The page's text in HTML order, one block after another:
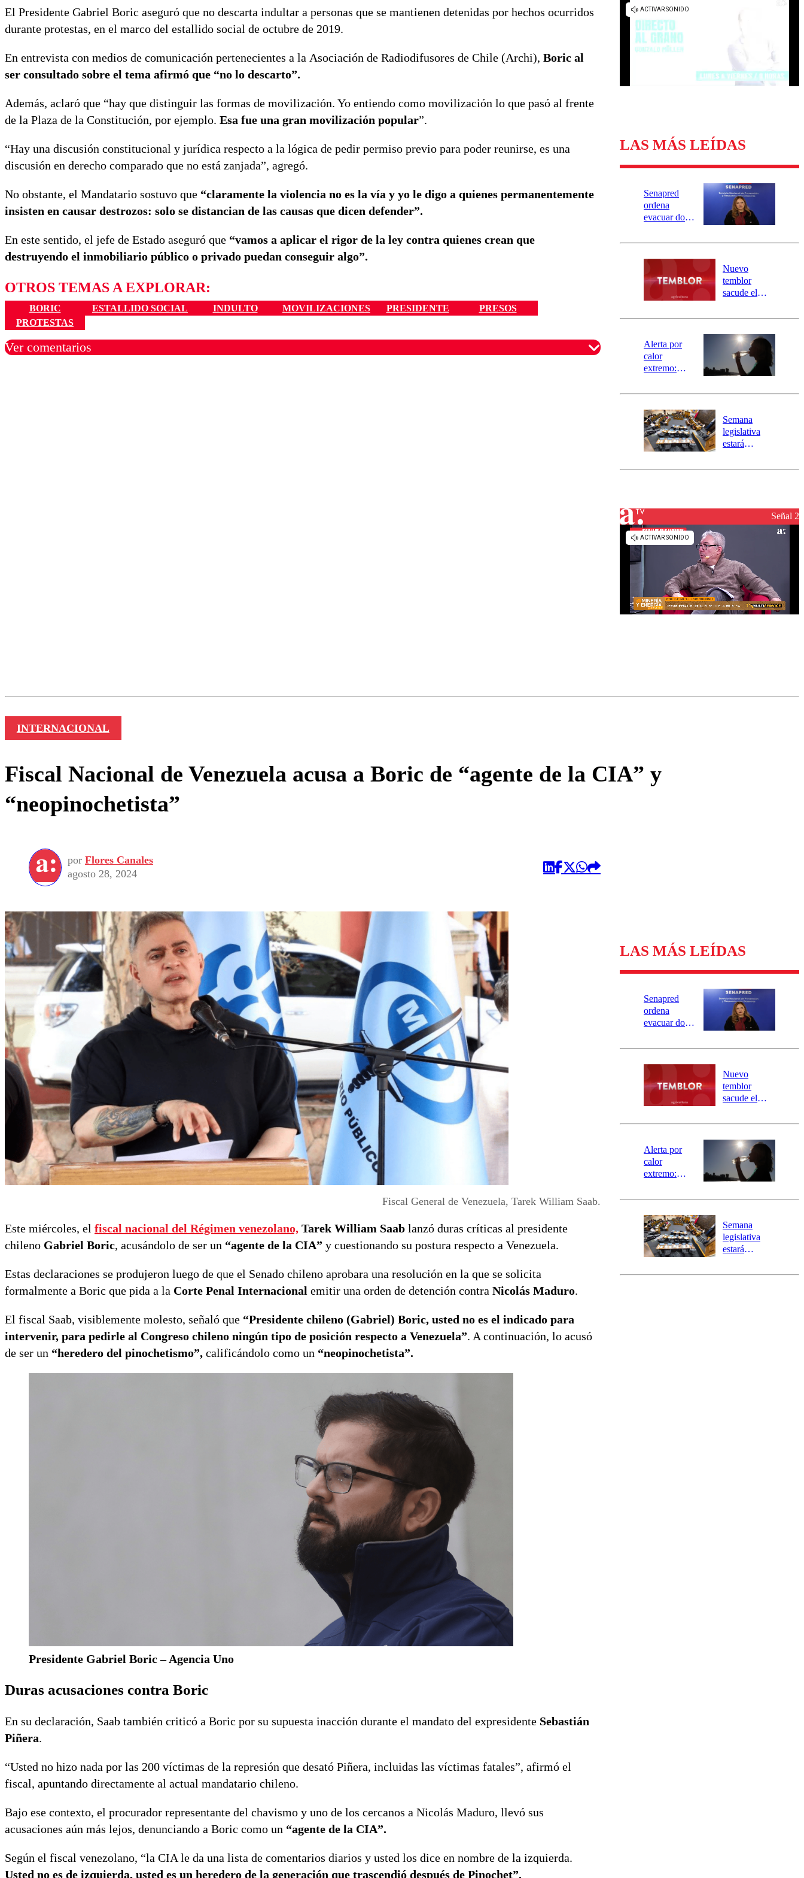
Universidad de Chile
Sustentabilidad
El Presidente Gabriel Boric aseguró que no descarta indultar a personas que se mantienen detenidas por hechos ocurridos
durante protestas, en el marco del estallido social de octubre de 2019.
En entrevista con medios de comunicación pertenecientes a la Asociación de Radiodifusores de Chile (Archi), Boric al
ser consultado sobre el tema afirmó que “no lo descarto”.
Además, aclaró que “hay que distinguir las formas de movilización. Yo entiendo como movilización lo que pasó al frente
de la Plaza de la Constitución, por ejemplo. Esa fue una gran movilización popular”.
“Hay una discusión constitucional y jurídica respecto a la lógica de pedir permiso previo para poder reunirse, es una
discusión en derecho comparado que no está zanjada”, agregó.
No obstante, el Mandatario sostuvo que “claramente la violencia no es la vía y yo le digo a quienes permanentemente
insisten en causar destrozos: solo se distancian de las causas que dicen defender”.
En este sentido, el jefe de Estado aseguró que “vamos a aplicar el rigor de la ley contra quienes crean que
destruyendo el inmobiliario público o privado puedan conseguir algo”.
OTROS TEMAS A EXPLORAR:
BORIC ESTALLIDO SOCIAL INDULTO MOVILIZACIONES PRESIDENTE
PRESOS
PROTESTAS
Ver comentarios
LAS MÁS LEÍDAS
Senapred
ordena
evacuar dos
Carahue por
río Damas:
activa
mensajería
SAE
Nuevo
temblor
sacude el
revisa la
epicentro
Alerta por
calor
extremo:
activa Alerta
Preventiva en
tres comunas
Semana
legislativa
estará
el fin de la
reconstrucciónSeñal 2
INTERNACIONAL
Fiscal Nacional de Venezuela acusa a Boric de “agente de la CIA” y
“neopinochetista”
por Flores Canales
agosto 28, 2024
Fiscal General de Venezuela, Tarek William Saab.
Este miércoles, el fiscal nacional del Régimen venezolano, Tarek William Saab lanzó duras críticas al presidente
chileno Gabriel Boric, acusándolo de ser un “agente de la CIA” y cuestionando su postura respecto a Venezuela.
Estas declaraciones se produjeron luego de que el Senado chileno aprobara una resolución en la que se solicita
formalmente a Boric que pida a la Corte Penal Internacional emitir una orden de detención contra Nicolás Maduro.
El fiscal Saab, visiblemente molesto, señaló que “Presidente chileno (Gabriel) Boric, usted no es el indicado para
intervenir, para pedirle al Congreso chileno ningún tipo de posición respecto a Venezuela”. A continuación, lo acusó
de ser un “heredero del pinochetismo”, calificándolo como un “neopinochetista”.
Presidente Gabriel Boric – Agencia Uno
Duras acusaciones contra Boric
En su declaración, Saab también criticó a Boric por su supuesta inacción durante el mandato del expresidente Sebastián
Piñera.
“Usted no hizo nada por las 200 víctimas de la represión que desató Piñera, incluidas las víctimas fatales”, afirmó el
fiscal, apuntando directamente al actual mandatario chileno.
Bajo ese contexto, el procurador representante del chavismo y uno de los cercanos a Nicolás Maduro, llevó sus
acusaciones aún más lejos, denunciando a Boric como un “agente de la CIA”.
Según el fiscal venezolano, “la CIA le da una lista de comentarios diarios y usted los dice en nombre de la izquierda.
Usted no es de izquierda, usted es un heredero de la generación que trascendió después de Pinochet”.
LAS MÁS LEÍDAS
Senapred
ordena
evacuar dos
Carahue por
río Damas:
activa
mensajería
SAE
Nuevo
temblor
sacude el
revisa la
epicentro
Alerta por
calor
extremo:
activa Alerta
Preventiva en
tres comunas
Semana
legislativa
estará
el fin de la